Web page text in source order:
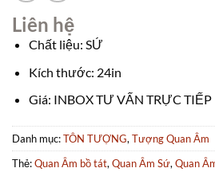
Liên hệ
Chất liệu: SỨ
Kích thước: 24in
Giá: INBOX TƯ VẤN TRỰC TIẾP
Danh mục:TÔN TƯỢNG, Tượng Quan Âm
Thẻ:Quan Âm bồ tát, Quan Âm Sứ, Quan